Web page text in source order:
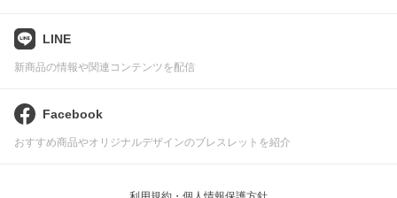
LINE
新商品の情報や関連コンテンツを配信
Facebook
おすすめ商品やオリジナルデザインのブレスレットを紹介